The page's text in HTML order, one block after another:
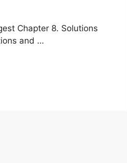
Chapter 8. Solutions
and …